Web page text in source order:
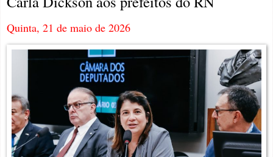
Quinta, 21 de maio de 2026